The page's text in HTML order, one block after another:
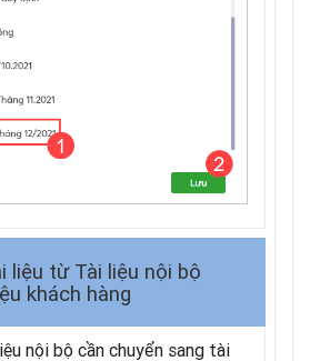
liệu từ Tài liệu nội bộ
khách hàng
nội bộ cần chuyển sang tài